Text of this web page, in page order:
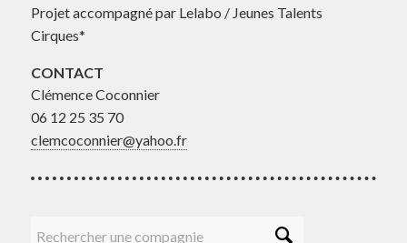
Projet accompagné par Lelabo / Jeunes Talents
Cirques*
CONTACT
Clémence Coconnier
06 12 25 35 70
clemcoconnier@yahoo.fr